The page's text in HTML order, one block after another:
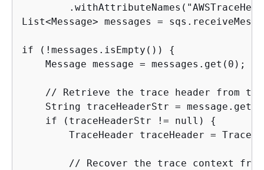
List<Message> messages =
if (!messages.isEmpty()) {
    Message message = messages.get(0);
// Retrieve the trace header from
String traceHeaderStr =
    if (traceHeaderStr != null)
{
TraceHeader traceHeader =
// Recover the trace context